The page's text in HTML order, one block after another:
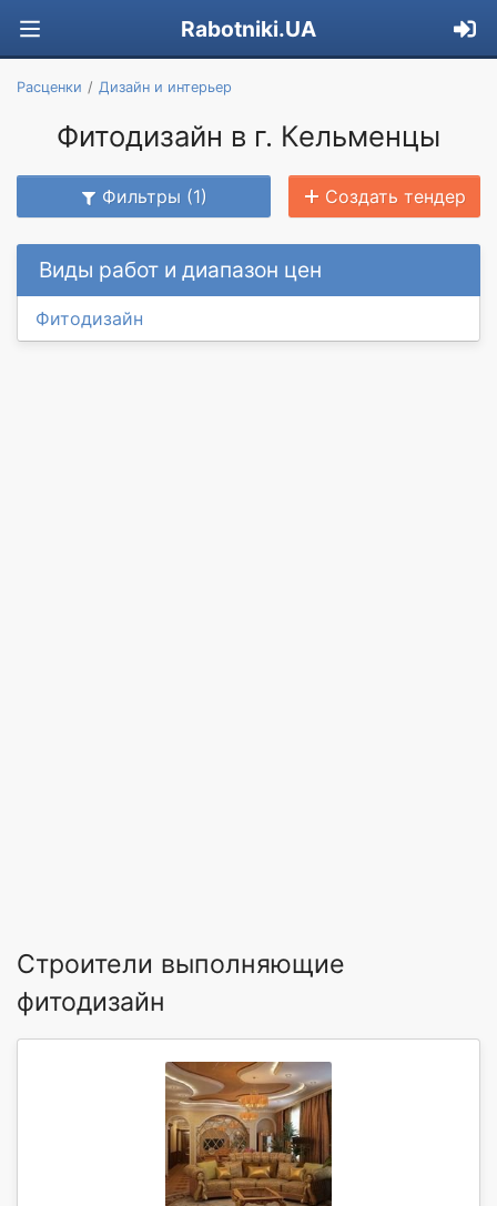
Rabotniki.UA
Расценки Дизайн и интерьер
Фитодизайн в г. Кельменцы
Фильтры (1) Создать тендер
Виды работ и диапазон цен
Фитодизайн
Строители выполняющие
фитодизайн